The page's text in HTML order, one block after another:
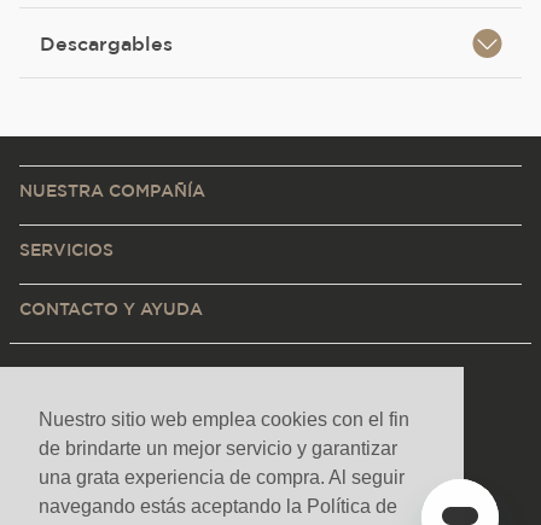
Nuestro sitio web emplea cookies con el fin
de brindarte un mejor servicio y garantizar
una grata experiencia de compra. Al seguir
navegando estás aceptando la Política de
Descargables
NUESTRA COMPAÑÍA
SERVICIOS
CONTACTO Y AYUDA